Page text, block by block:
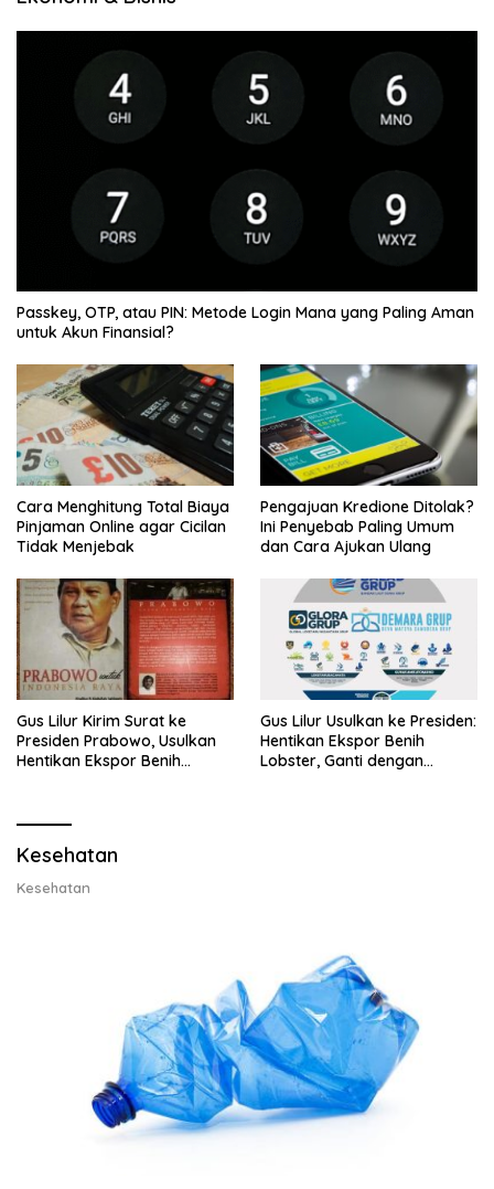
Passkey, OTP, atau PIN: Metode Login Mana yang Paling Aman
untuk Akun Finansial?
Cara Menghitung Total Biaya
Pinjaman Online agar Cicilan
Tidak Menjebak
Pengajuan Kredione Ditolak?
Ini Penyebab Paling Umum
dan Cara Ajukan Ulang
Gus Lilur Kirim Surat ke
Presiden Prabowo, Usulkan
Hentikan Ekspor Benih
Gus Lilur Usulkan ke Presiden:
Hentikan Ekspor Benih
Lobster, Ganti dengan
Kesehatan
Kesehatan